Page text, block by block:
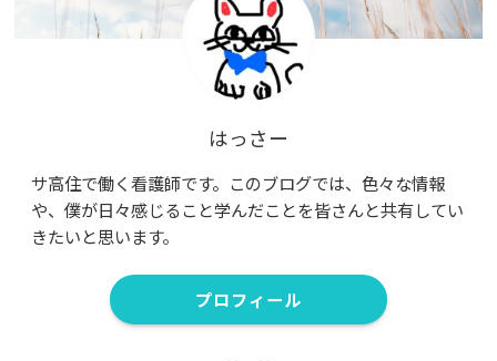
はっさー
サ高住で働く看護師です。このブログでは、色々な情報
や、僕が日々感じること学んだことを皆さんと共有してい
きたいと思います。
プロフィール